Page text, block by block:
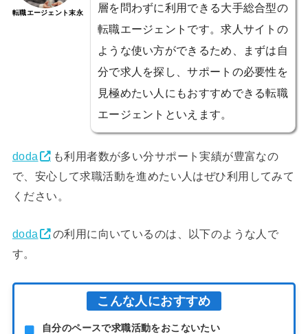
転職エージェント末永
層を問わずに利用できる大手総合型の
転職エージェントです。求人サイトの
ような使い方ができるため、まずは自
分で求人を探し、サポートの必要性を
見極めたい人にもおすすめできる転職
エージェントといえます。
doda
も利用者数が多い分サポート実績が豊富なの
で、安心して求職活動を進めたい人はぜひ利用してみて
ください。
doda
の利用に向いているのは、以下のような人で
す。
こんな人におすすめ
自分のペースで求職活動をおこないたい